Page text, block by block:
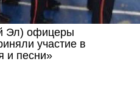
Эл) офицеры
участие в
и песни»